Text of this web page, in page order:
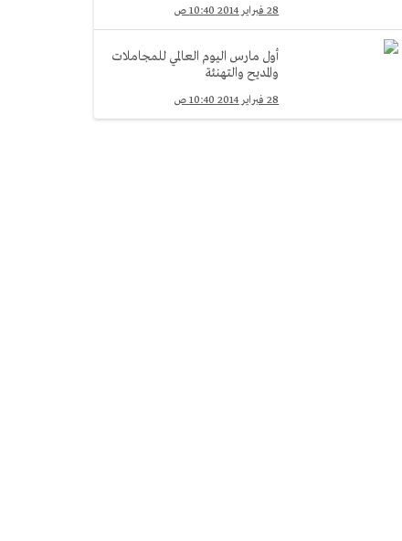
28 فبراير 2014 10:40 ص
أول مارس اليوم العالمي للمجاملات
والمديح والتهنئة
28 فبراير 2014 10:40 ص